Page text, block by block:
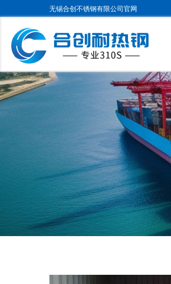
无锡合创不锈钢有限公司官网